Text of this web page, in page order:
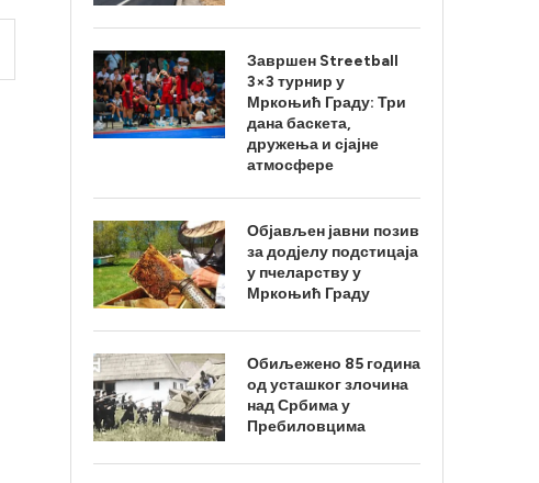
Завршен Streetball
3×3 турнир у
Мркоњић Граду: Три
дана баскета,
дружења и сјајне
атмосфере
Објављен јавни позив
за додјелу подстицаја
у пчеларству у
Мркоњић Граду
Обиљежено 85 година
од усташког злочина
над Србима у
Пребиловцима